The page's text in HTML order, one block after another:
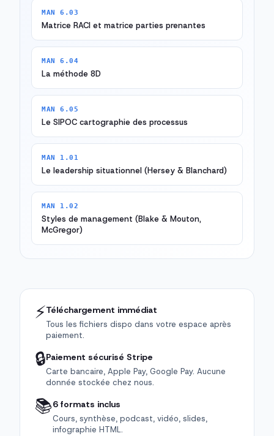
MAN 6.03
Matrice RACI et matrice parties prenantes
MAN 6.04
La méthode 8D
MAN 6.05
Le SIPOC cartographie des processus
MAN 1.01
Le leadership situationnel (Hersey & Blanchard)
MAN 1.02
Styles de management (Blake & Mouton,
McGregor)
⚡Téléchargement immédiat
Tous les fichiers dispo dans votre espace après
paiement.
🔒Paiement sécurisé Stripe
Carte bancaire, Apple Pay, Google Pay. Aucune
donnée stockée chez nous.
📚6 formats inclus
Cours, synthèse, podcast, vidéo, slides,
infographie HTML.